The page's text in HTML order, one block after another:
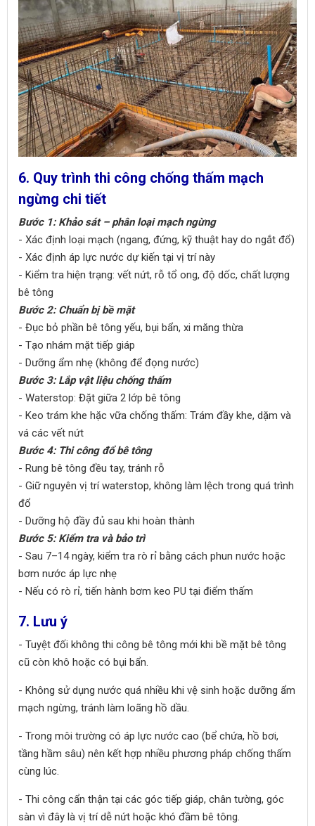
6. Quy trình thi công chống thấm mạch
ngừng chi tiết
Bước 1: Khảo sát – phân loại mạch ngừng
- Xác định loại mạch (ngang, đứng, kỹ thuật hay do ngắt đổ)
- Xác định áp lực nước dự kiến tại vị trí này
- Kiểm tra hiện trạng: vết nứt, rỗ tổ ong, độ dốc, chất lượng
bê tông
Bước 2: Chuẩn bị bề mặt
- Đục bỏ phần bê tông yếu, bụi bẩn, xi măng thừa
- Tạo nhám mặt tiếp giáp
- Dưỡng ẩm nhẹ (không để đọng nước)
Bước 3: Lắp vật liệu chống thấm
- Waterstop: Đặt giữa 2 lớp bê tông
- Keo trám khe hặc vữa chống thấm: Trám đầy khe, dặm và
vá các vết nứt
Bước 4: Thi công đổ bê tông
- Rung bê tông đều tay, tránh rỗ
- Giữ nguyên vị trí waterstop, không làm lệch trong quá trình
đổ
- Dưỡng hộ đầy đủ sau khi hoàn thành
Bước 5: Kiểm tra và bảo trì
- Sau 7–14 ngày, kiểm tra rò rỉ bằng cách phun nước hoặc
bơm nước áp lực nhẹ
- Nếu có rò rỉ, tiến hành bơm keo PU tại điểm thấm
7. Lưu ý
- Tuyệt đối không thi công bê tông mới khi bề mặt bê tông
cũ còn khô hoặc có bụi bẩn.
- Không sử dụng nước quá nhiều khi vệ sinh hoặc dưỡng ẩm
mạch ngừng, tránh làm loãng hồ dầu.
- Trong môi trường có áp lực nước cao (bể chứa, hồ bơi,
tầng hầm sâu) nên kết hợp nhiều phương pháp chống thấm
cùng lúc.
- Thi công cẩn thận tại các góc tiếp giáp, chân tường, góc
sàn vì đây là vị trí dễ nứt hoặc khó đầm bê tông.